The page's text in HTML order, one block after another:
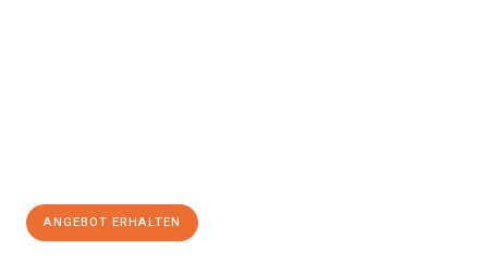
ANGEBOT ERHALTEN